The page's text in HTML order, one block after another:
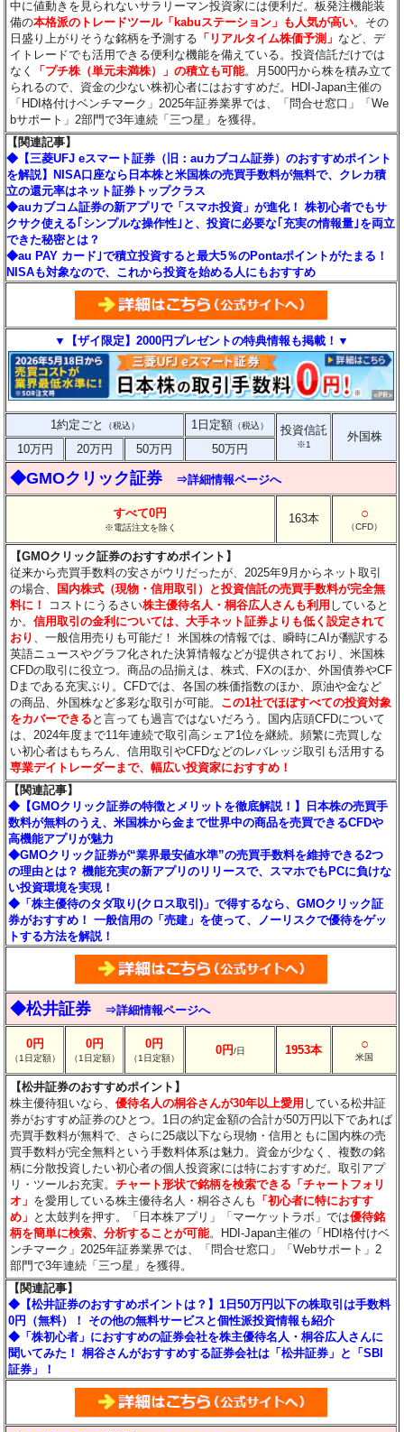
中に値動きを見られないサラリーマン投資家には便利だ。板発注機能装
備の本格派のトレードツール「kabuステーション」も人気が高い。その
日盛り上がりそうな銘柄を予測する 「リアルタイム株価予測」 など、デ
イトレードでも活用できる便利な機能を備えている。投資信託だけでは
なく
「プチ株（単元未満株）」の積立も可能。月500円から株を積み立て
られるので、資金の少ない株初心者にはおすすめだ。HDI-Japan主催の
「HDI格付けベンチマーク」2025年証券業界では、「問合せ窓口」「We
bサポート」2部門で3年連続「三つ星」を獲得。
【関連記事】
◆【三菱UFJ eスマート証券（旧：auカブコム証券）のおすすめポイント
を解説】NISA口座なら日本株と米国株の売買手数料が無料で、クレカ積
立の還元率はネット証券トップクラス
◆auカブコム証券の新アプリで「スマホ投資」が進化！ 株初心者でもサ
クサク使える｢シンプルな操作性｣と、投資に必要な｢充実の情報量｣を両立
できた秘密とは？
◆au PAY カード｣で積立投資すると最大5％のPontaポイントがたまる！
NISAも対象なので、これから投資を始める人にもおすすめ
▼【ザイ限定】2000円プレゼントの特典情報も掲載！▼
1約定ごと （税込） 1日定額 （税込） 投資信託
※1
外国株
10万円
20万円 50万円 50万円
◆GMOクリック証券 ⇒詳細情報ページへ
すべて0円
※電話注文を除く
163本 ○
（CFD）
【GMOクリック証券のおすすめポイント】
従来から売買手数料の安さがウリだったが、2025年9月からネット取引
の場合、
国内株式（現物・信用取引）と投資信託の売買手数料が完全無
料に！
コストにうるさい株主優待名人・桐谷広人さんも利用 していると
か。信用取引の金利については、大手ネット証券よりも低く設定されて
おり 、一般信用売りも可能だ！ 米国株の情報では、瞬時にAIが翻訳する
英語ニュースやグラフ化された決算情報などが提供されており、米国株
CFDの取引に役立つ。商品の品揃えは、株式、FXのほか、外国債券やCF
Dまである充実ぶり。CFDでは、各国の株価指数のほか、原油や金など
の商品、外国株など多彩な取引が可能。 この1社でほぼすべての投資対象
をカバーできる と言っても過言ではないだろう。国内店頭CFDについて
は、2024年度まで11年連続で取引高シェア1位を継続。頻繁に売買しな
い初心者はもちろん、信用取引やCFDなどのレバレッジ取引も活用する
専業デイトレーダーまで、幅広い投資家におすすめ！
【関連記事】
◆【GMOクリック証券の特徴とメリットを徹底解説！】日本株の売買手
数料が無料のうえ、米国株から金まで世界中の商品を売買できるCFDや
高機能アプリが魅力
◆GMOクリック証券が“業界最安値水準”の売買手数料を維持できる2つ
の理由とは？ 機能充実の新アプリのリリースで、スマホでもPCに負けな
い投資環境を実現！
◆「株主優待のタダ取り(クロス取引)」で得するなら、GMOクリック証
券がおすすめ！ 一般信用の「売建」を使って、ノーリスクで優待をゲッ
トする方法を解説！
◆松井証券 ⇒詳細情報ページへ
0円
（1日定額）
0円
（1日定額）
0円
（1日定額）
0円/日 1953本 ○
米国
【松井証券のおすすめポイント】
株主優待狙いなら、優待名人の桐谷さんが30年以上愛用 している松井証
券がおすすめ証券のひとつ。1日の約定金額の合計が50万円以下であれば
売買手数料が無料で、さらに25歳以下なら現物・信用ともに国内株の売
買手数料が完全無料という手数料体系は魅力。資金が少なく、複数の銘
柄に分散投資したい初心者の個人投資家には特におすすめだ。取引アプ
リ・ツールお充実。チャート形状で銘柄を検索できる「チャートフォリ
オ」 を愛用している株主優待名人・桐谷さんも 「初心者に特におすす
め」 と太鼓判を押す。「日本株アプリ」「マーケットラボ」では優待銘
柄を簡単に検索、分析することが可能。HDI-Japan主催の「HDI格付けベ
ンチマーク」2025年証券業界では、「問合せ窓口」「Webサポート」2
部門で3年連続「三つ星」を獲得。
【関連記事】
◆【松井証券のおすすめポイントは？】1日50万円以下の株取引は手数料
0円（無料）！ その他の無料サービスと個性派投資情報も紹介
◆「株初心者」におすすめの証券会社を株主優待名人・桐谷広人さんに
聞いてみた！ 桐谷さんがおすすめする証券会社は「松井証券」と「SBI
証券」！